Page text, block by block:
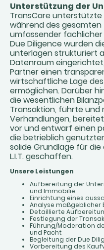
Unterstützung der
TransCare unterstützte
während des gesamten
umfassender fachlicher
Due Diligence wurden
unterlagen strukturiert
Datenraum
Partner einen
wirtschaftliche Lage
ermöglichen. Darüber
die wesentlichen
Transaktion, führte und
Verhandlungen,
vor und entwarf einen
die betrieblich
solide Grundlage für
L.I.T. geschaffen.
Unsere Leistungen
Aufbereitung der
und Immobilie
Einrichtung eines
Analyse maßgeblicher
Detaillierte
Festlegung der
Führung/Moderation
und Pacht
Begleitung der Due
Vorbereitung des